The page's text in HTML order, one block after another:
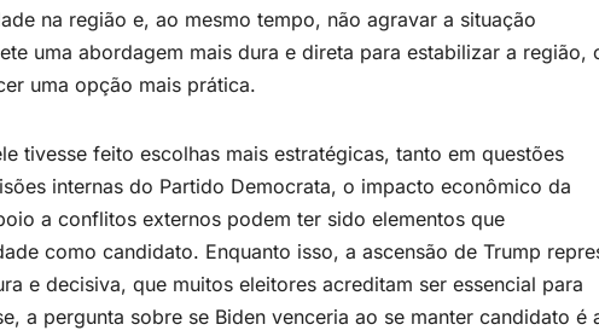
na região e, ao mesmo tempo, não agravar a situação
uma abordagem mais dura e direta para estabilizar a região,
uma opção mais prática.
tivesse feito escolhas mais estratégicas, tanto em questões
internas do Partido Democrata, o impacto econômico da
a conflitos externos podem ter sido elementos que
como candidato. Enquanto isso, a ascensão de Trump
e decisiva, que muitos eleitores acreditam ser essencial para
a pergunta sobre se Biden venceria ao se manter candidato é